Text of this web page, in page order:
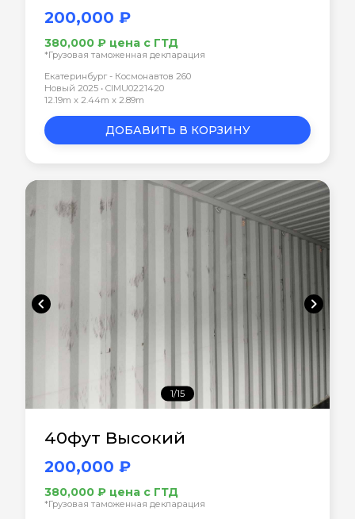
200,000 ₽
380,000 ₽ цена с ГТД
*Грузовая таможенная декларация
Екатеринбург - Космонавтов 260
Новый 2025 • CIMU0221420
12.19m x 2.44m x 2.89m
ДОБАВИТЬ В КОРЗИНУ
chevron_left chevron_right
1/15
40фут Высокий
200,000 ₽
380,000 ₽ цена с ГТД
*Грузовая таможенная декларация